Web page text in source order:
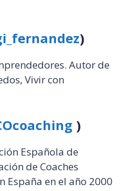
)
Autor de
Vivir con
)
Española de
de Coaches
España en el año 2000